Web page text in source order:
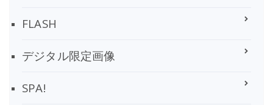
FLASH
デジタル限定画像
SPA!